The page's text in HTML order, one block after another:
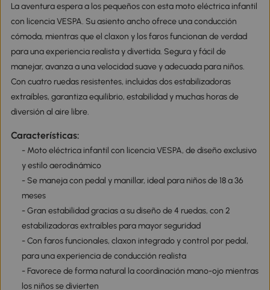
La aventura espera a los pequeños con esta moto eléctrica infantil
con licencia VESPA. Su asiento ancho ofrece una conducción
cómoda, mientras que el claxon y los faros funcionan de verdad
para una experiencia realista y divertida. Segura y fácil de
manejar, avanza a una velocidad suave y adecuada para niños.
Con cuatro ruedas resistentes, incluidas dos estabilizadoras
extraíbles, garantiza equilibrio, estabilidad y muchas horas de
diversión al aire libre.
Características:
- Moto eléctrica infantil con licencia VESPA, de diseño exclusivo
y estilo aerodinámico
- Se maneja con pedal y manillar, ideal para niños de 18 a 36
meses
- Gran estabilidad gracias a su diseño de 4 ruedas, con 2
estabilizadoras extraíbles para mayor seguridad
- Con faros funcionales, claxon integrado y control por pedal,
para una experiencia de conducción realista
- Favorece de forma natural la coordinación mano-ojo mientras
los niños se divierten